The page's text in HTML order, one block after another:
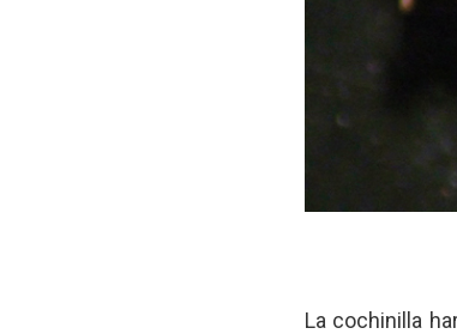
La cochinilla